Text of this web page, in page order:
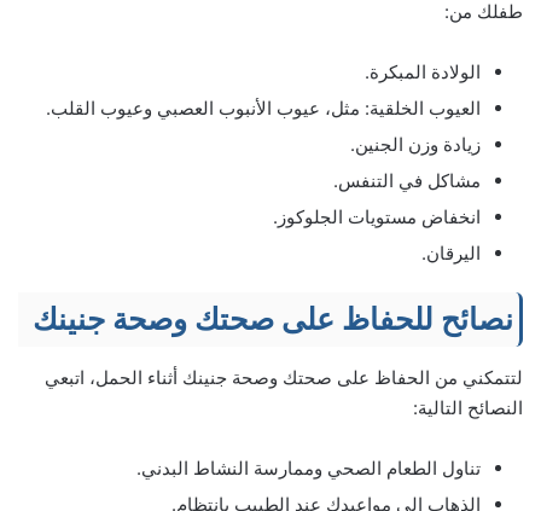
طفلك من:
الولادة المبكرة.
العيوب الخلقية: مثل، عيوب الأنبوب العصبي وعيوب القلب.
زيادة وزن الجنين.
مشاكل في التنفس.
انخفاض مستويات الجلوكوز.
اليرقان.
نصائح للحفاظ على صحتك وصحة جنينك
لتتمكني من الحفاظ على صحتك وصحة جنينك أثناء الحمل، اتبعي
النصائح التالية:
تناول الطعام الصحي وممارسة النشاط البدني.
الذهاب إلى مواعيدك عند الطبيب بانتظام.